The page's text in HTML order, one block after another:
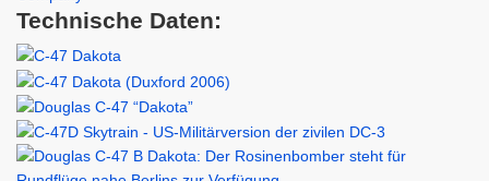
Technische Daten: